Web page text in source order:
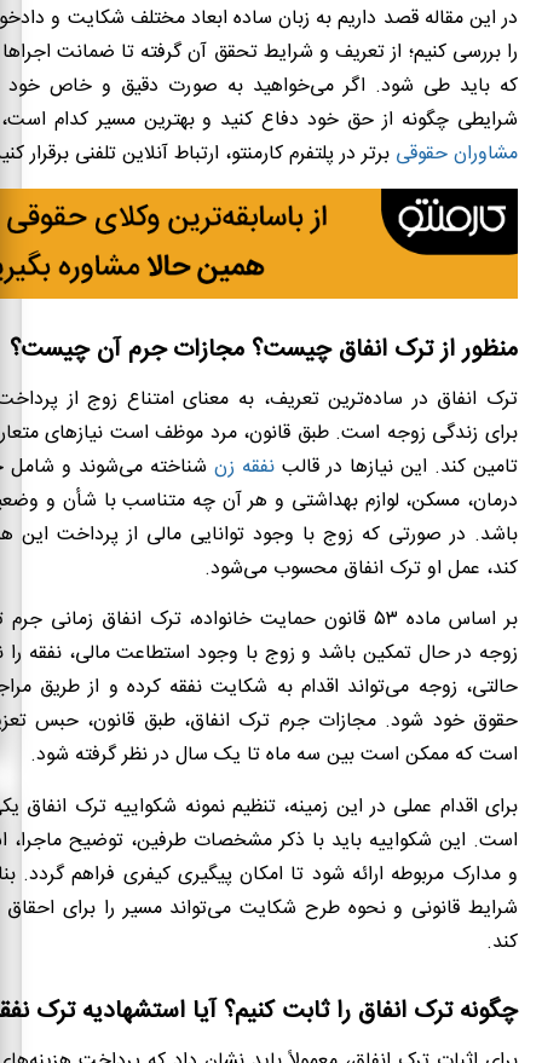
در این مقاله قصد داریم به زبان ساده ابعاد مختلف شکایت و
را بررسی کنیم؛ از تعریف و شرایط تحقق آن گرفته تا ضمانت
که باید طی شود. اگر می‌خواهید به صورت دقیق و خاص خود
شرایطی چگونه از حق خود دفاع کنید و بهترین مسیر کدام
مشاوران حقوقی برتر در پلتفرم کارمنتو، ارتباط آنلاین تلفنی برقرار
منظور از ترک انفاق چیست؟ مجازات جرم آن چیست؟
ترک انفاق در ساده‌ترین تعریف، به معنای امتناع زوج از
برای زندگی زوجه است. طبق قانون، مرد موظف است نیازهای
تامین کند. این نیازها در قالب نفقه زن شناخته می‌شوند و شامل
درمان، مسکن، لوازم بهداشتی و هر آن‌ چه متناسب با شأن و
باشد. در صورتی که زوج با وجود توانایی مالی از پرداخت این
کند، عمل او ترک انفاق محسوب می‌شود.
بر اساس ماده ۵۳ قانون حمایت خانواده، ترک انفاق
زوجه در حال تمکین باشد و زوج با وجود استطاعت مالی، نفقه را
حالتی، زوجه می‌تواند اقدام به شکایت نفقه کرده و از طریق
حقوق خود شود. مجازات جرم ترک انفاق، طبق قانون، حبس
است که ممکن است بین سه ماه تا یک سال در نظر گرفته شود.
برای اقدام عملی در این زمینه، تنظیم نمونه شکواییه ترک انفاق
است. این شکواییه باید با ذکر مشخصات طرفین، توضیح ماجرا،
و مدارک مربوطه ارائه شود تا امکان پیگیری کیفری فراهم گردد.
شرایط قانونی و نحوه طرح شکایت می‌تواند مسیر را برای
کند.
چگونه ترک انفاق را ثابت کنیم؟ آیا استشهادیه ترک